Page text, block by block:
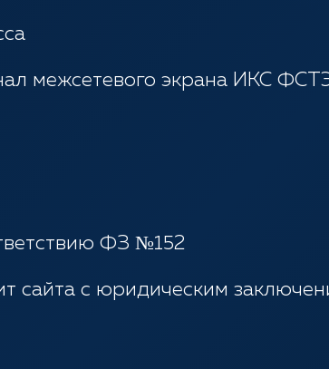
межсетевого экрана ИКС
ФЗ №152
сайта с юридическим